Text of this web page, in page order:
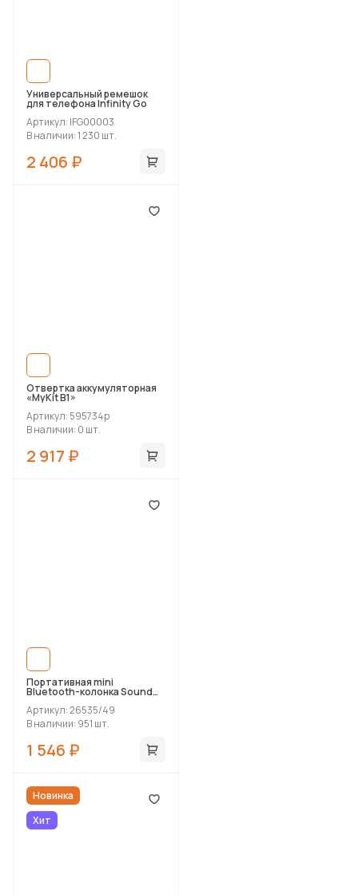
Универсальный ремешок
для телефона Infinity Go
Артикул: IFG00003
В наличии: 1 230 шт.
2 406 ₽
Отвертка аккумуляторная
«MyKit B1»
Артикул: 595734p
В наличии: 0 шт.
2 917 ₽
Портативная mini
Bluetooth-колонка Sound
Артикул: 26535/49
В наличии: 951 шт.
1 546 ₽
Новинка
Хит